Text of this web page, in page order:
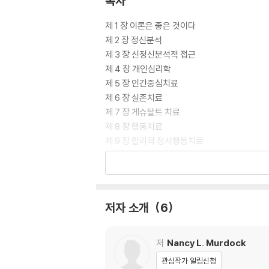
제 1 장 이론은 좋은 것이다
제 2 장 정신분석
제 3 장 신정신분석적 접근
제 4 장 개인심리학
제 5 장 인간중심치료
제 6 장 실존치료
제 7 장 게슈탈트 치료
제 8 장 행동치료
제 9 장 합리적 정서행동치료
제 10 장 인지치료
제 14 장 해결중심치료
제 16 장 마음챙김 접근
저자 소개 6
저 Nancy L. Murdock
관심작가 알림신청